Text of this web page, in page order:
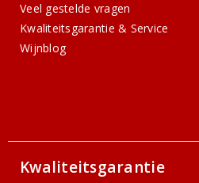
Veel gestelde vragen
Kwaliteitsgarantie & Service
Wijnblog
Kwaliteitsgarantie